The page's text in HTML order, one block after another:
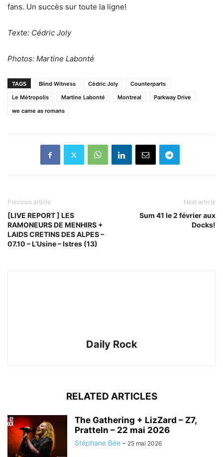
fans. Un succès sur toute la ligne!
Texte: Cédric Joly
Photos: Martine Labonté
TAGS Blind Witness Cédric Joly
Counterparts
Le Métropolis
Martine Labonté Montreal
Parkway Drive
we came as romans
Previous article
[LIVE REPORT ] LES
RAMONEURS DE MENHIRS +
LAIDS CRETINS DES ALPES –
07.10 – L’Usine – Istres (13)
Next article
Sum 41 le 2 février aux
Docks!
Daily Rock
RELATED ARTICLES
The Gathering + LizZard – Z7,
Pratteln – 22 mai 2026
Stéphane Bée - 25 mai 2026